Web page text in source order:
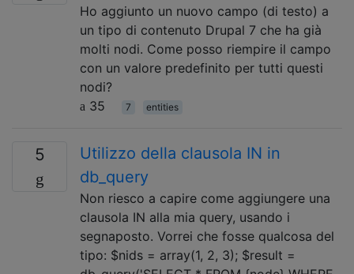
Ho aggiunto un nuovo campo (di testo) a
un tipo di contenuto Drupal 7 che ha già
molti nodi. Come posso riempire il campo
con un valore predefinito per tutti questi
nodi?
35
7 entities
5
Utilizzo della clausola IN in
db_query
Non riesco a capire come aggiungere una
clausola IN alla mia query, usando i
segnaposto. Vorrei che fosse qualcosa del
tipo: $nids = array(1, 2, 3); $result =